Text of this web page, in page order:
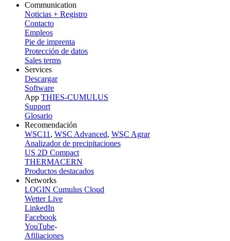
Communication
Noticias + Registro
Contacto
Empleos
Pie de imprenta
Protección de datos
Sales terms
Services
Descargar
Software
App THIES-CUMULUS
Support
Glosario
Recomendación
WSC11 , WSC Advanced, WSC Agrar
Analizador de precipitaciones
US 2D Compact
THERMACERN
Productos destacados
Networks
LOGIN Cumulus Cloud
Wetter Live
LinkedIn
Facebook
YouTube-
Afiliaciones